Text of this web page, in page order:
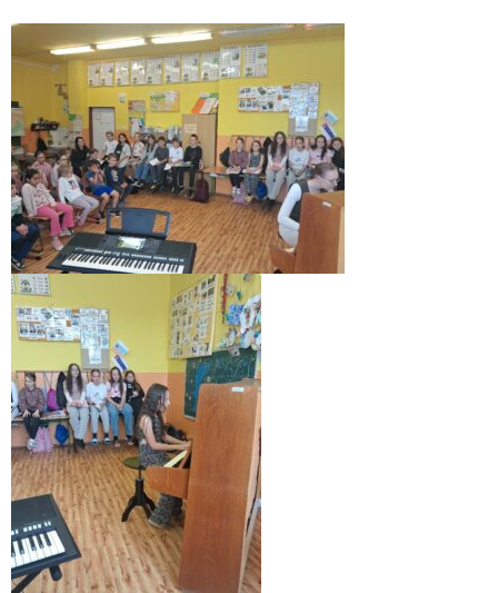
- Tanečný odbor
- Literárno – dramatický odbor
- SÚBORY NA ŠKOLE
Informácie
- Povinné zverejňovanie informácií
- - Organizačná štruktúra ZUŠ Poltár
- - Zriaďovacia listina ZUŠ Poltár
- - Zoznam platných vnútorných predpisov
- - Dodatok č.1, č.2 k ZL ZUŠ Poltár
- - Pedagogická rada
- Verejné obstarávanie
- - Plán verejného obstarávania